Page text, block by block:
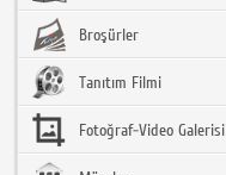
Broşürler
Tanıtım Filmi
Fotoğraf-Video Galerisi